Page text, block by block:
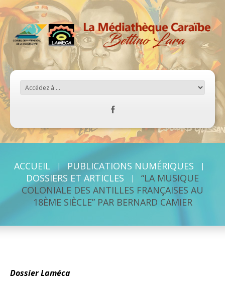
ACCUEIL
PUBLICATIONS NUMÉRIQUES
DOSSIERS ET ARTICLES
“LA MUSIQUE
COLONIALE DES ANTILLES FRANÇAISES AU
18ÈME SIÈCLE” PAR BERNARD CAMIER
Dossier Laméca